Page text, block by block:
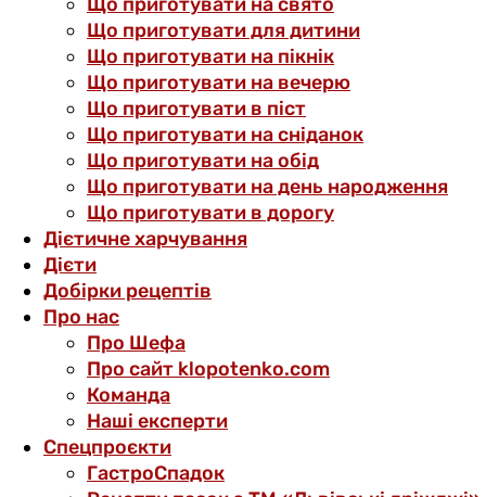
Що приготувати для дитини
Що приготувати на пікнік
Що приготувати на вечерю
Що приготувати в піст
Що приготувати на сніданок
Що приготувати на обід
Що приготувати на день народження
Що приготувати в дорогу
Дієтичне харчування
Дієти
Добірки рецептів
Про нас
Про Шефа
Про сайт klopotenko.com
Команда
Наші експерти
Спецпроєкти
ГастроСпадок